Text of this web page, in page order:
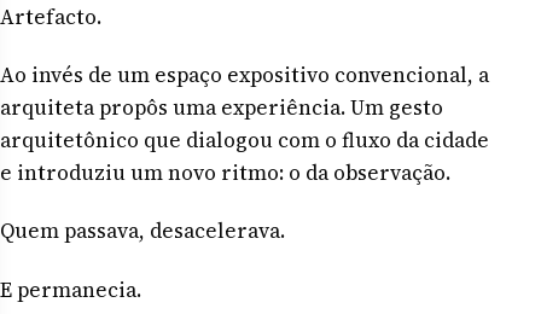
Artefacto.
Ao invés de um espaço expositivo convencional, a
arquiteta propôs uma experiência. Um gesto
arquitetônico que dialogou com o fluxo da cidade
e introduziu um novo ritmo: o da observação.
Quem passava, desacelerava.
E permanecia.